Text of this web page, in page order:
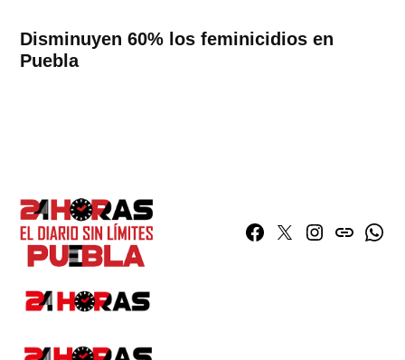
Disminuyen 60% los feminicidios en
Puebla
Facebook
TwitterInstagram
issuu